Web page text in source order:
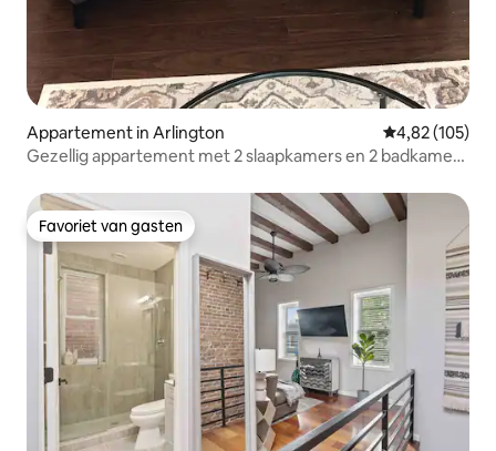
Appartement in Arlington Gemiddelde
4,82 (105)
Gezellig appartement met 2 slaapkamers en 2 badkamers
Favoriet van gasten
Favoriet van gasten